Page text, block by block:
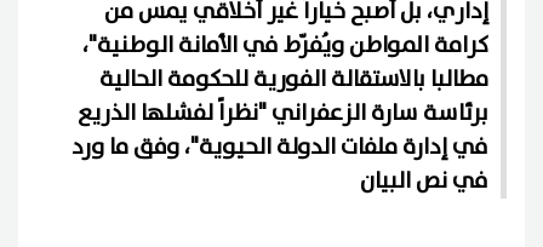
إداري، بل أصبح خياراً غير أخلاقي يمس من
كرامة المواطن ويُفرّط في الأمانة الوطنية"،
مطالبا بالاستقالة الفورية للحكومة الحالية
برئاسة سارة الزعفراني "نظراً لفشلها الذريع
في إدارة ملفات الدولة الحيوية"، وفق ما ورد
في نص البيان